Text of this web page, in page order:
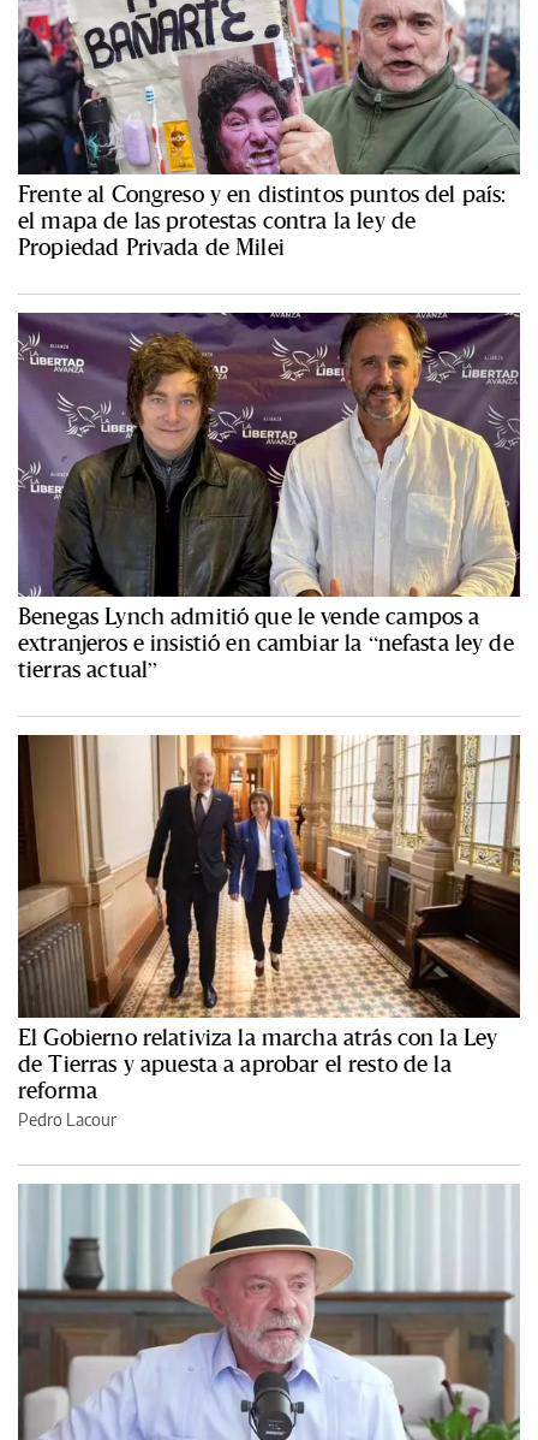
Frente al Congreso y en distintos puntos del país:
el mapa de las protestas contra la ley de
Propiedad Privada de Milei
Benegas Lynch admitió que le vende campos a
extranjeros e insistió en cambiar la “nefasta ley de
tierras actual”
El Gobierno relativiza la marcha atrás con la Ley
de Tierras y apuesta a aprobar el resto de la
reforma
Pedro Lacour